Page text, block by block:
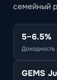
семейный
5–6.5%
Доходность
GEMS